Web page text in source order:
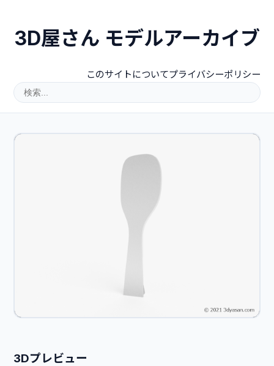
3D屋さん モデルアーカイブ
このサイトについてプライバシーポリシー
3Dプレビュー